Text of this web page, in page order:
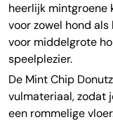
heerlijk mintgroene
voor zowel hond
voor middelgrote
speelplezier.
De Mint Chip
vulmateriaal, zodat
een rommelige